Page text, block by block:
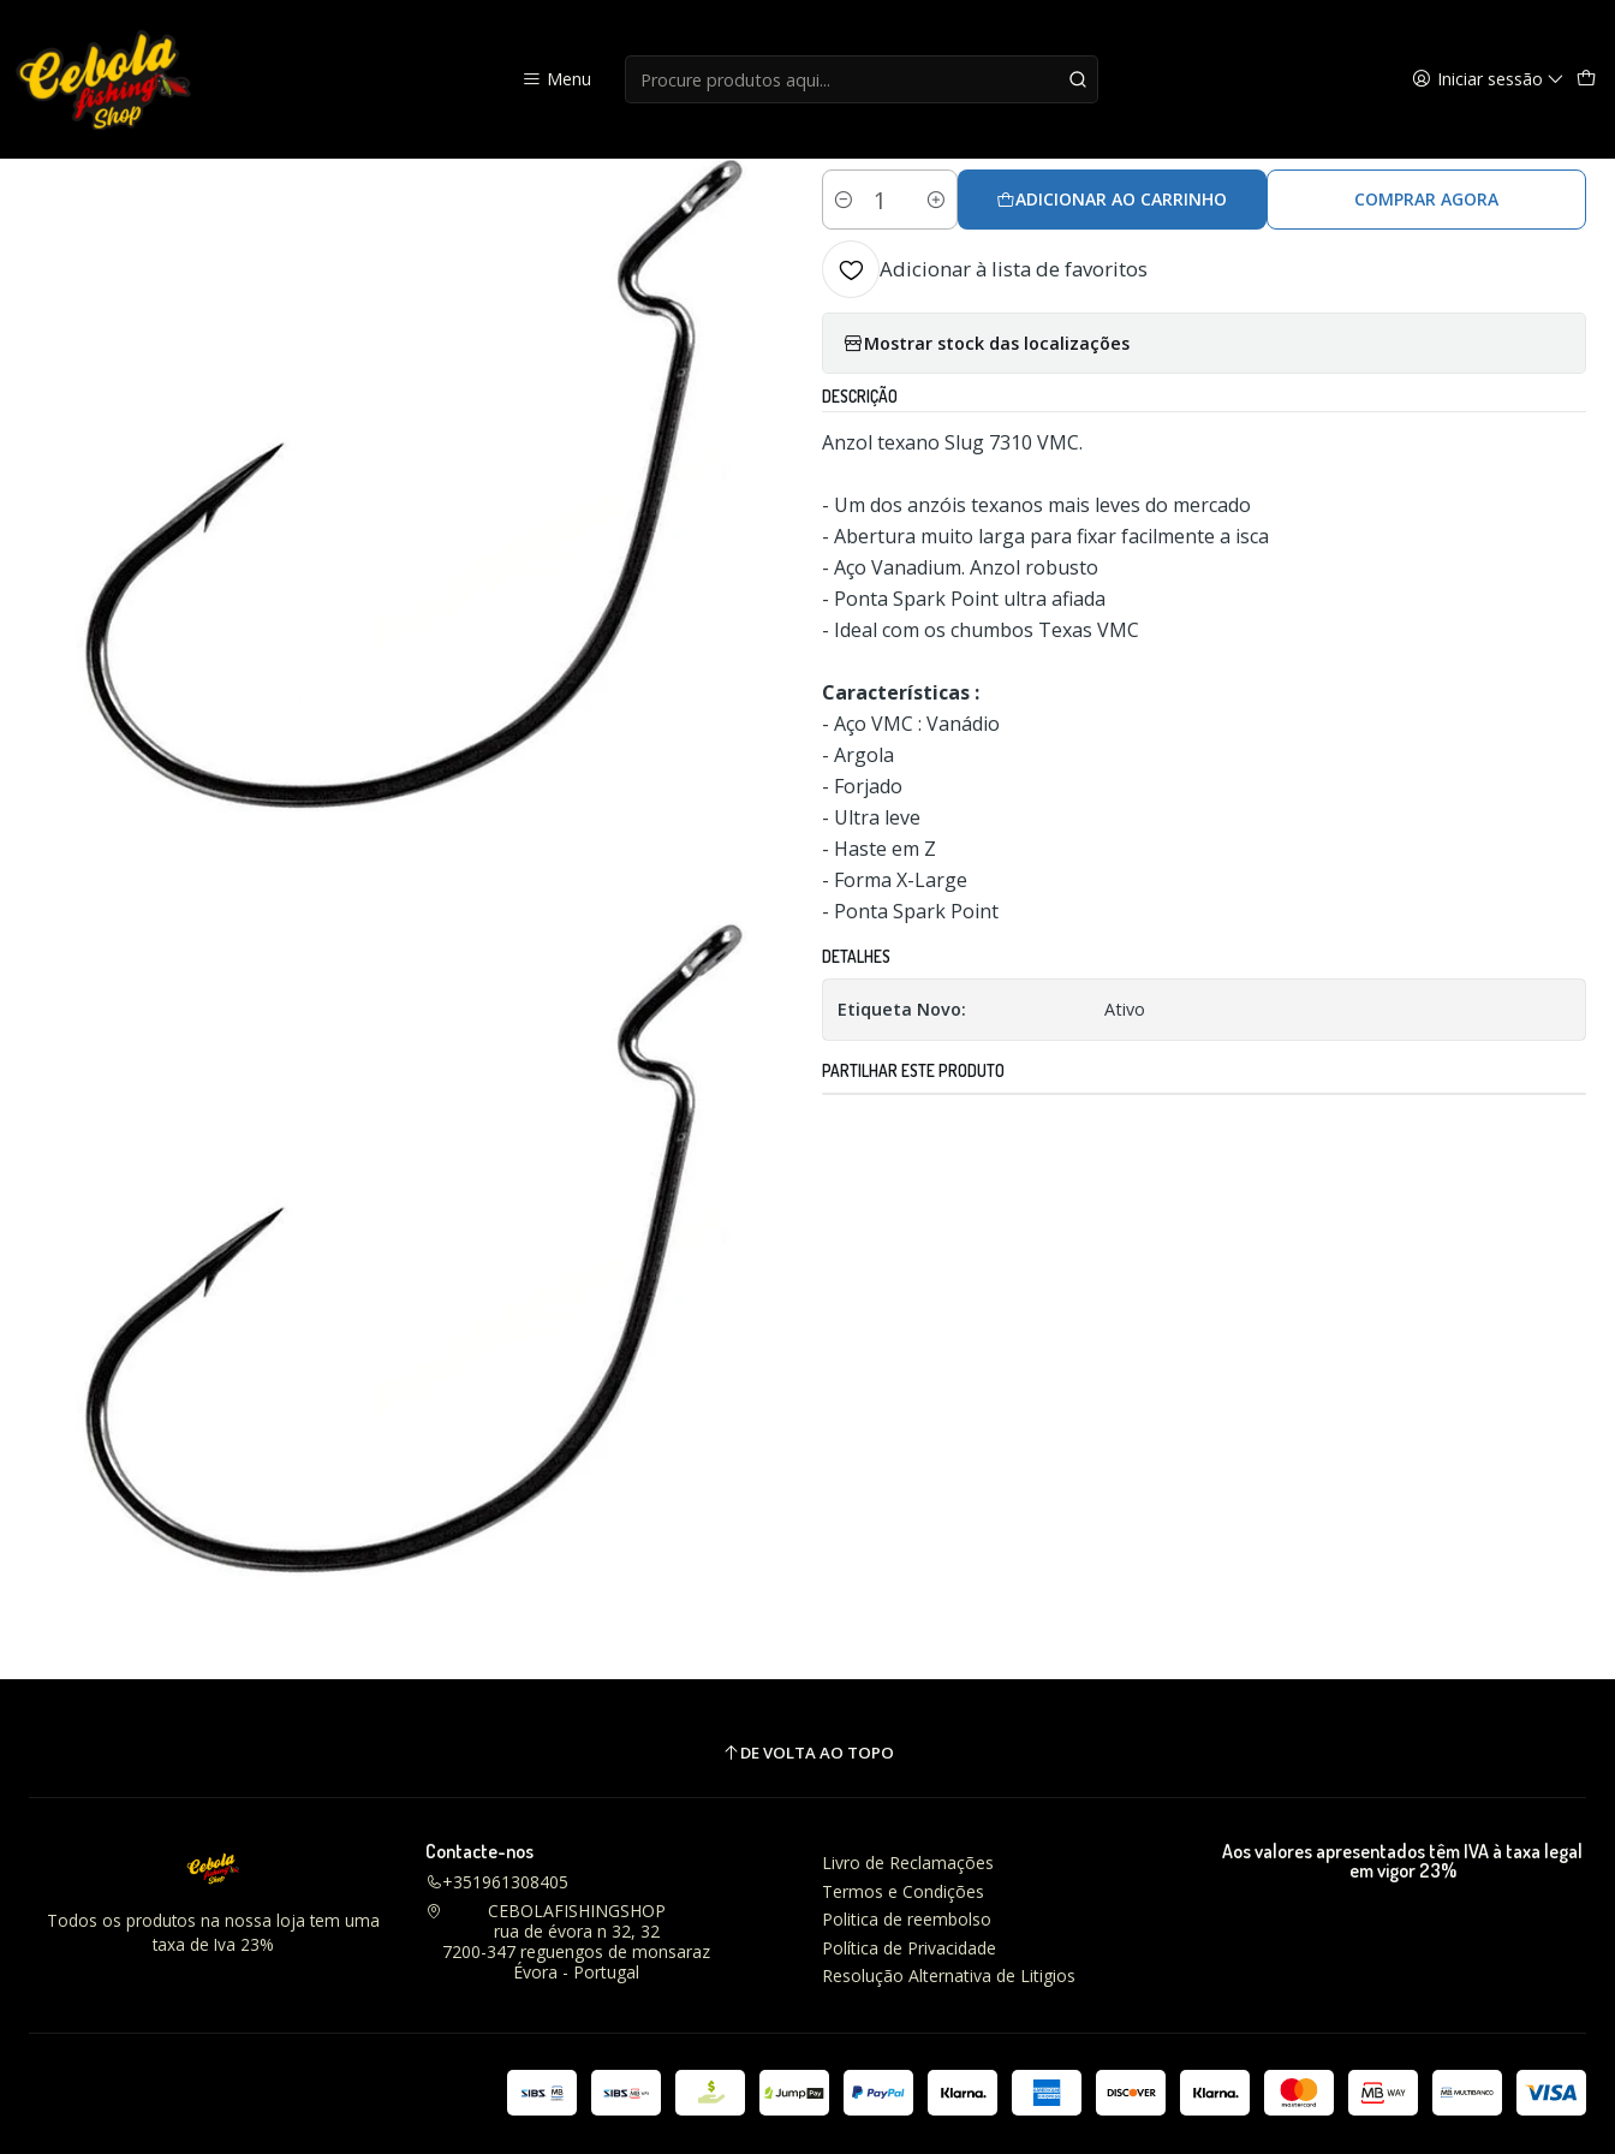
Menu Iniciar sessão
|
Quantidade
ADICIONAR AO CARRINHO COMPRAR AGORA
Adicionar à lista de favoritos
Mostrar stock das localizações
DESCRIÇÃO
Anzol texano Slug 7310 VMC.
- Um dos anzóis texanos mais leves do mercado
- Abertura muito larga para fixar facilmente a isca
- Aço Vanadium. Anzol robusto
- Ponta Spark Point ultra afiada
- Ideal com os chumbos Texas VMC
Características :
- Aço VMC : Vanádio
- Argola
- Forjado
- Ultra leve
- Haste em Z
- Forma X-Large
- Ponta Spark Point
DETALHES
Etiqueta Novo: Ativo
PARTILHAR ESTE PRODUTO
DE VOLTA AO TOPO
Todos os produtos na nossa loja tem uma
taxa de Iva 23%
Contacte-nos
+351961308405
CEBOLAFISHINGSHOP
rua de évora n 32, 32
7200-347 reguengos de monsaraz
Évora - Portugal
Livro de Reclamações
Termos e Condições
Politica de reembolso
Política de Privacidade
Resolução Alternativa de Litigios
Aos valores apresentados têm IVA à taxa legal
em vigor 23%